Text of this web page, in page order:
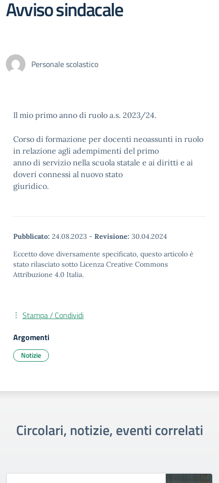
Avviso sindacale
Personale scolastico
Il mio primo anno di ruolo a.s. 2023/24.
Corso di formazione per docenti neoassunti in ruolo
in relazione agli adempimenti del primo
anno di servizio nella scuola statale e ai diritti e ai
doveri connessi al nuovo stato
giuridico.
Pubblicato: 24.08.2023 - Revisione: 30.04.2024
Eccetto dove diversamente specificato, questo articolo è
stato rilasciato sotto Licenza Creative Commons
Attribuzione 4.0 Italia.
Stampa / Condividi
Argomenti
Notizie
Circolari, notizie, eventi correlati